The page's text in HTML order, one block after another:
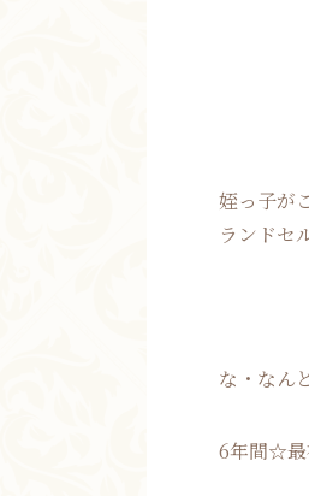
姪っ子が
ランドセ
な・なん
6年間☆最